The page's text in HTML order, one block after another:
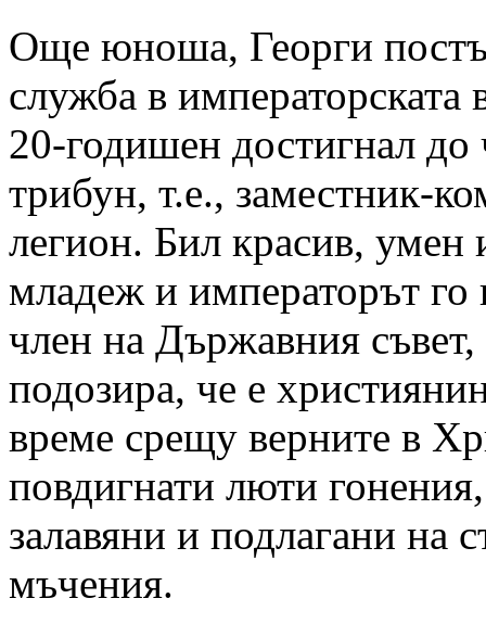
Още юноша, Георги
служба в императорската
20-годишен достигнал до
трибун, т.е., заместник-
легион. Бил красив, умен
младеж и императорът го
член на Държавния съвет,
подозира, че е
време срещу верните в
повдигнати люти
залавяни и подлагани на
мъчения.